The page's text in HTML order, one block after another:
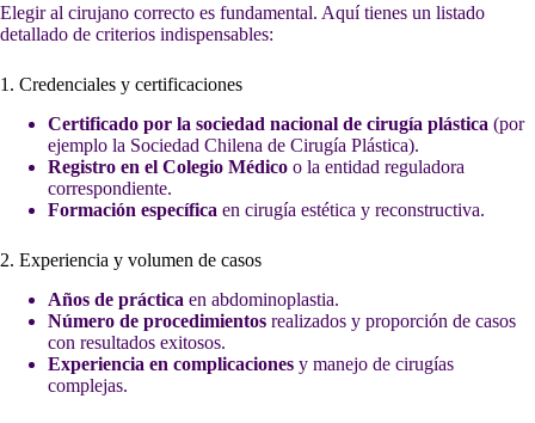
Elegir al cirujano correcto es fundamental. Aquí tienes un listado
detallado de criterios indispensables:
1. Credenciales y certificaciones
Certificado por la sociedad nacional de cirugía plástica (por
ejemplo la Sociedad Chilena de Cirugía Plástica).
Registro en el Colegio Médico o la entidad reguladora
correspondiente.
Formación específica en cirugía estética y reconstructiva.
2. Experiencia y volumen de casos
Años de práctica en abdominoplastia.
Número de procedimientos realizados y proporción de casos
con resultados exitosos.
Experiencia en complicaciones y manejo de cirugías
complejas.